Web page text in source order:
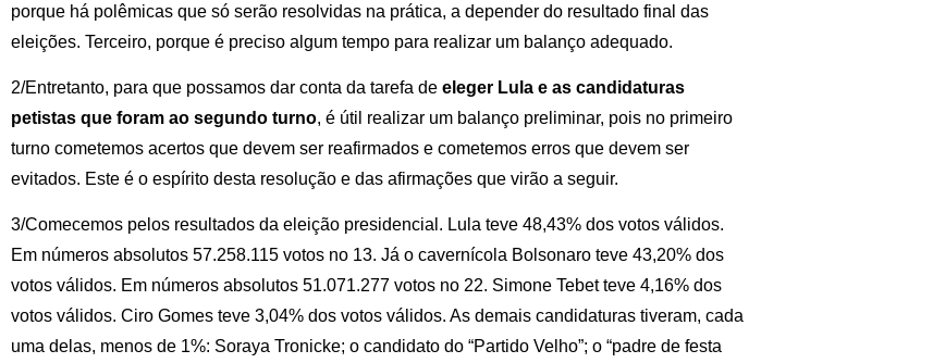
porque há polêmicas que só serão resolvidas na prática, a depender do resultado final das
eleições. Terceiro, porque é preciso algum tempo para realizar um balanço adequado.
2/Entretanto, para que possamos dar conta da tarefa de eleger Lula e as candidaturas
petistas que foram ao segundo turno, é útil realizar um balanço preliminar, pois no primeiro
turno cometemos acertos que devem ser reafirmados e cometemos erros que devem ser
evitados. Este é o espírito desta resolução e das afirmações que virão a seguir.
3/Comecemos pelos resultados da eleição presidencial. Lula teve 48,43% dos votos válidos.
Em números absolutos 57.258.115 votos no 13. Já o cavernícola Bolsonaro teve 43,20% dos
votos válidos. Em números absolutos 51.071.277 votos no 22. Simone Tebet teve 4,16% dos
votos válidos. Ciro Gomes teve 3,04% dos votos válidos. As demais candidaturas tiveram, cada
uma delas, menos de 1%: Soraya Tronicke; o candidato do “Partido Velho”; o “padre de festa